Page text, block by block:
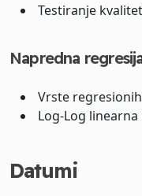
Testiranje
Napredna
Vrste
Log-Log
Datumi